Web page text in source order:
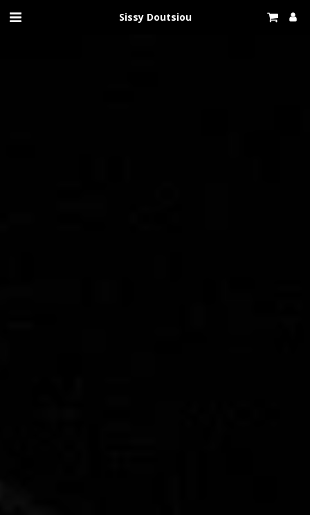
Sissy Doutsiou